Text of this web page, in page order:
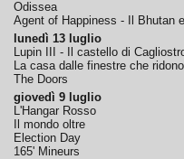
Odissea
Agent of Happiness - Il Bhutan
lunedì 13 luglio
Lupin III - Il castello di
La casa dalle finestre che ridono
The Doors
giovedì 9 luglio
L'Hangar Rosso
Il mondo oltre
Election Day
165' Mineurs